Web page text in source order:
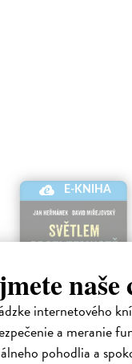
naše
internetového
a meranie
pohodlia a
E-KNIHA